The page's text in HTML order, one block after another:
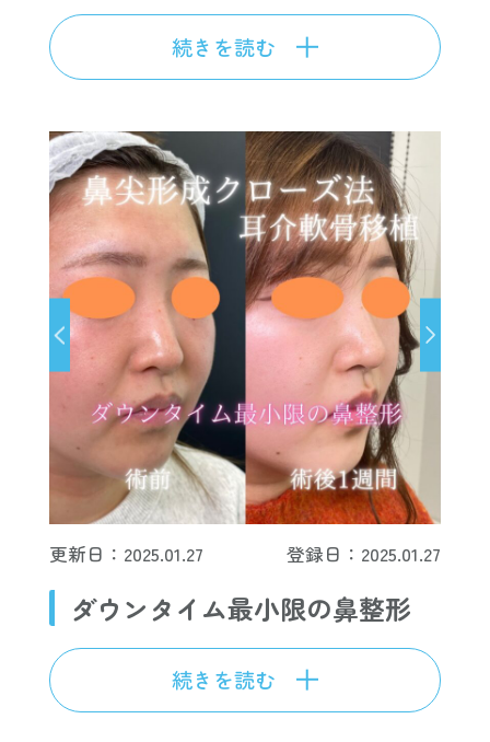
続きを読む
更新日：2025.01.27 登録日：2025.01.27
ダウンタイム最小限の鼻整形
続きを読む